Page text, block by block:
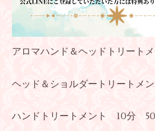
アロマハンド＆ヘッドトリート
ヘッド＆ショルダートリートメ
ハンドトリートメント 10分